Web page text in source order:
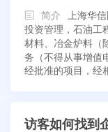
简介
上海华
投资管理，石油工
材料、冶金炉料（
务（不得从事增值
经批准的项目，经
访客如何找到